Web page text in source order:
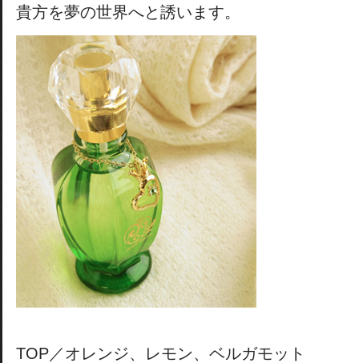
貴方を夢の世界へと誘います。
TOP／オレンジ、レモン、ベルガモット